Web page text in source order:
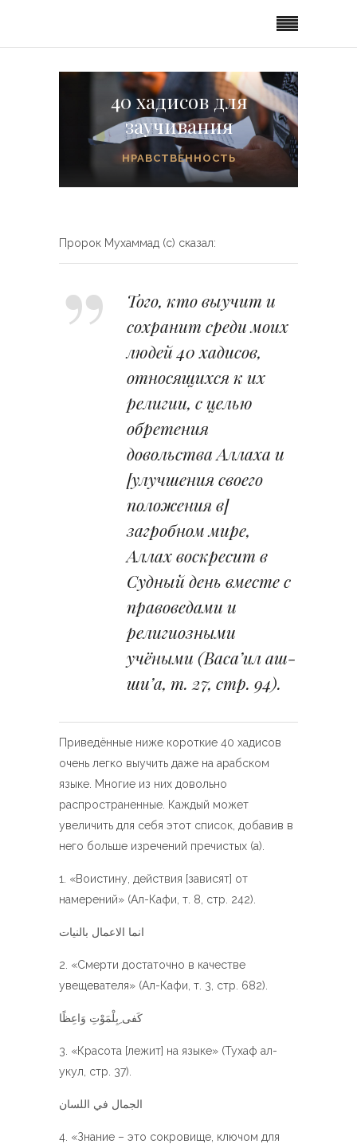
40 хадисов для
заучивания
НРАВСТВЕННОСТЬ
Пророк Мухаммад (с) сказал:
Того, кто выучит и
сохранит среди моих
людей 40 хадисов,
относящихся к их
религии, с целью
обретения
довольства Аллаха и
[улучшения своего
положения в]
загробном мире,
Аллах воскресит в
Судный день вместе с
правоведами и
религиозными
учёными (Васа’ил аш-
ши’а, т. 27, стр. 94).
Приведённые ниже короткие 40 хадисов
очень легко выучить даже на арабском
языке. Многие из них довольно
распространенные. Каждый может
увеличить для себя этот список, добавив в
него больше изречений пречистых (а).
«Воистину, действия [зависят] от
намерений» (Ал-Кафи, т. 8, стр. 242).
انما الاعمال بالنيات
«Смерти достаточно в качестве
увещевателя» (Ал-Кафи, т. 3, стр. 682).
كَفى ِبِلْمَوْتِ وَاعِظًا
«Красота [лежит] на языке» (Тухаф ал-
укул, стр. 37).
الجمال في اللسان
«Знание – это сокровище, ключом для